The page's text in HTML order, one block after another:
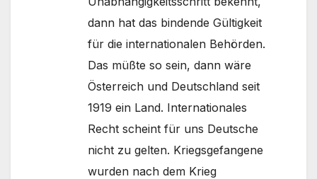
dann hat das bindende Gültigkeit
für die internationalen Behörden.
Das müßte so sein, dann wäre
Österreich und Deutschland seit
1919 ein Land. Internationales
Recht scheint für uns Deutsche
nicht zu gelten. Kriegsgefangene
wurden nach dem Krieg